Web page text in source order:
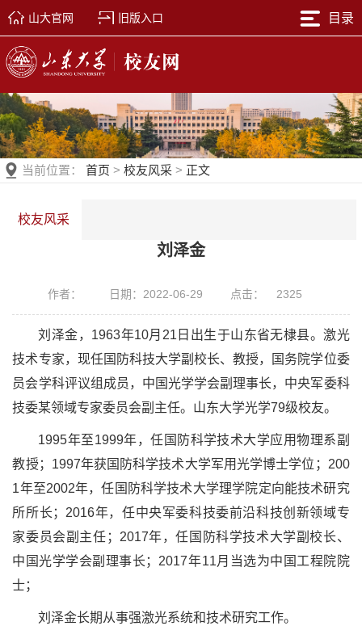
山大官网 旧版入口 目录
当前位置： 首页 > 校友风采 > 正文
校友风采
刘泽金
作者： 日期：2022-06-29 点击： 2325
刘泽金，1963年10月21日出生于山东省无棣县。激光
技术专家，现任国防科技大学副校长、教授，国务院学位委
员会学科评议组成员，中国光学学会副理事长，中央军委科
技委某领域专家委员会副主任。山东大学光学79级校友。
1995年至1999年，任国防科学技术大学应用物理系副
教授；1997年获国防科学技术大学军用光学博士学位；200
1年至2002年，任国防科学技术大学理学院定向能技术研究
所所长；2016年，任中央军委科技委前沿科技创新领域专
家委员会副主任；2017年，任国防科学技术大学副校长、
中国光学学会副理事长；2017年11月当选为中国工程院院
士；
刘泽金长期从事强激光系统和技术研究工作。